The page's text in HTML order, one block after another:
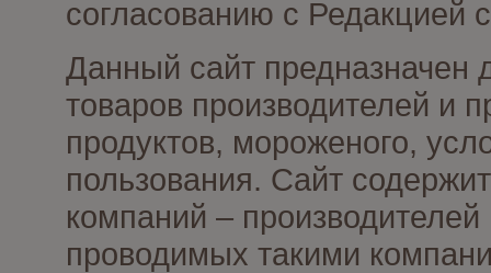
согласованию с Редакцией
Данный сайт предназначен
товаров производителей и
продуктов, мороженого,
пользования. Сайт
компаний –
проводимых такими